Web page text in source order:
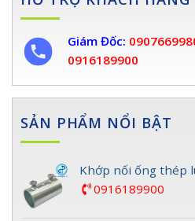
Giám Đốc:
0916189900
SẢN PHẨM NỔI BẬT
Khớp nối ống thép
0916189900